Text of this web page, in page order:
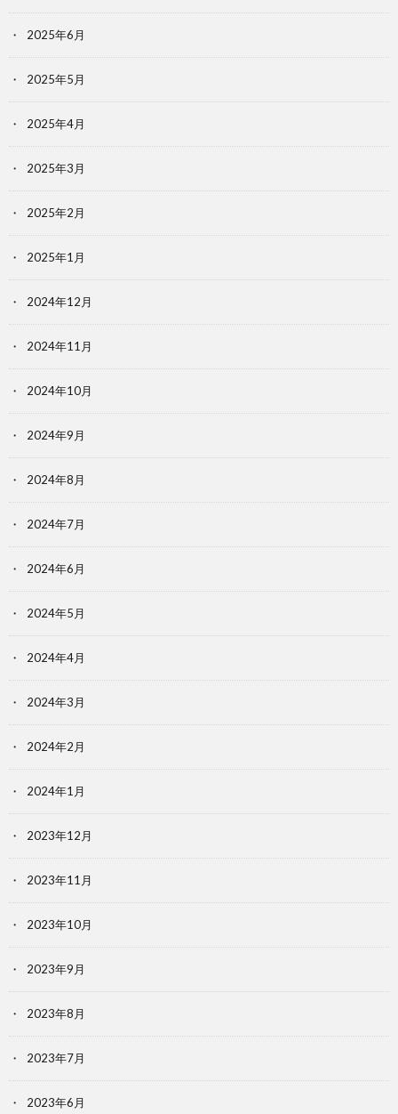
2025年6月
2025年5月
2025年4月
2025年3月
2025年2月
2025年1月
2024年12月
2024年11月
2024年10月
2024年9月
2024年8月
2024年7月
2024年6月
2024年5月
2024年4月
2024年3月
2024年2月
2024年1月
2023年12月
2023年11月
2023年10月
2023年9月
2023年8月
2023年7月
2023年6月